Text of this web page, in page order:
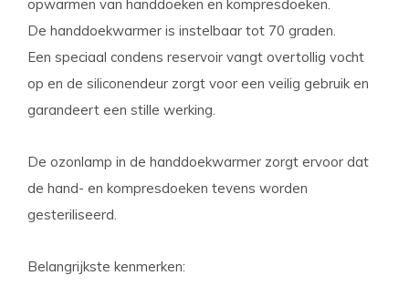
opwarmen van handdoeken en kompresdoeken.
De handdoekwarmer is instelbaar tot 70 graden.
Een speciaal condens reservoir vangt overtollig vocht
op en de siliconendeur zorgt voor een veilig gebruik en
garandeert een stille werking.
De ozonlamp in de handdoekwarmer zorgt ervoor dat
de hand- en kompresdoeken tevens worden
gesteriliseerd.
Belangrijkste kenmerken: